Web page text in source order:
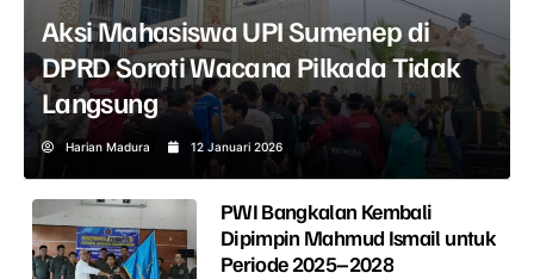
Aksi Mahasiswa UPI Sumenep di
DPRD Soroti Wacana Pilkada Tidak
Langsung
Harian Madura 12 Januari 2026
PWI Bangkalan Kembali
Dipimpin Mahmud Ismail untuk
Periode 2025–2028